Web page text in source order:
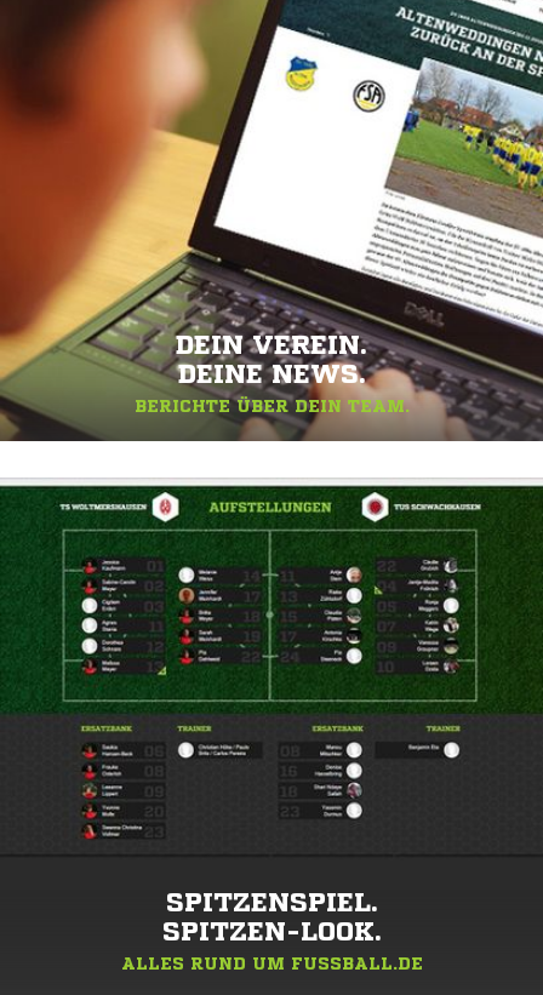
DEIN VEREIN.
DEINE NEWS.
BERICHTE ÜBER DEIN TEAM.
SPITZENSPIEL.
SPITZEN-LOOK.
ALLES RUND UM FUSSBALL.DE